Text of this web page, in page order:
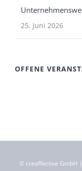
25. Juni 2026
OFFENE
© creaffective GmbH |